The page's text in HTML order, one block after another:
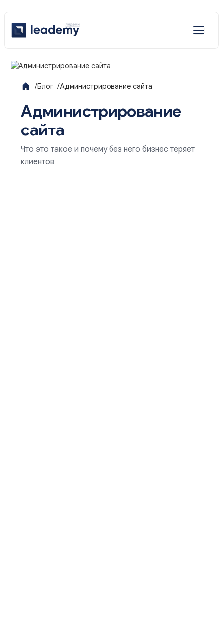
Наши решения
/Блог /Администрирование сайта
Администрирование
сайта
Что это такое и почему без него бизнес теряет
клиентов